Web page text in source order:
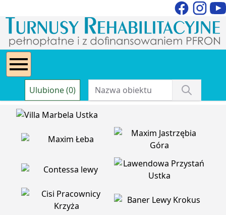
Ulubione (0)